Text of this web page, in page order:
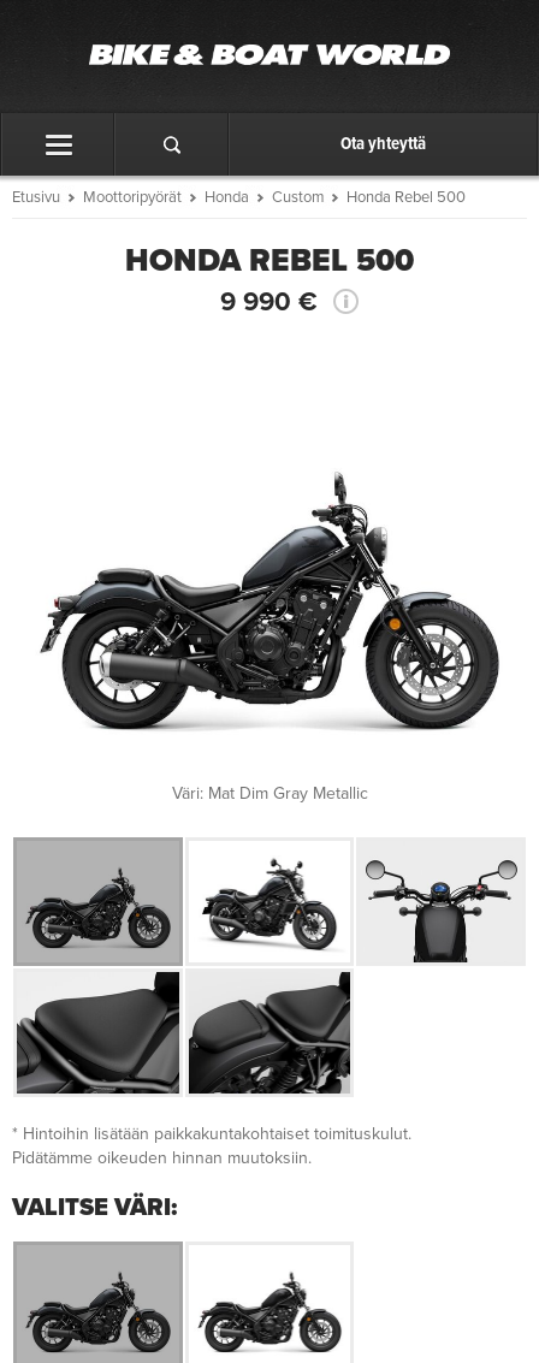
Ota yhteyttä
Etusivu Moottoripyörät Honda Custom Honda Rebel 500
HONDA REBEL 500
9 990 €
Väri: Mat Dim Gray Metallic
* Hintoihin lisätään paikkakuntakohtaiset toimituskulut.
Pidätämme oikeuden hinnan muutoksiin.
VALITSE VÄRI: